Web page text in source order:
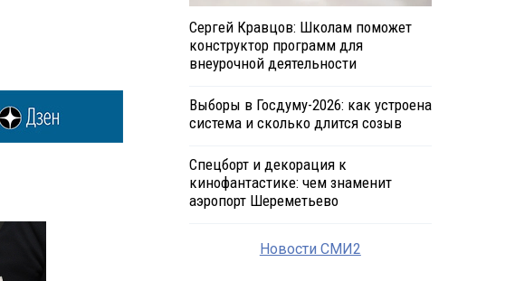
Сергей Кравцов: Школам поможет
конструктор программ для
внеурочной деятельности
Выборы в Госдуму-2026: как устроена
система и сколько длится созыв
Спецборт и декорация к
кинофантастике: чем знаменит
аэропорт Шереметьево
Новости СМИ2